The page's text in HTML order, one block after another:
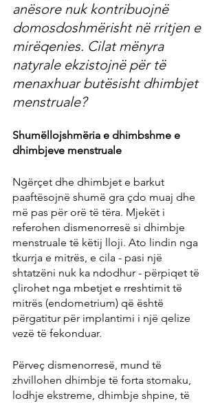
anësore nuk kontribuojnë
domosdoshmërisht në rritjen e
mirëqenies. Cilat mënyra
natyrale ekzistojnë për të
menaxhuar butësisht dhimbjet
menstruale?
Shumëllojshmëria e dhimbshme e
dhimbjeve menstruale
Ngërçet dhe dhimbjet e barkut
paaftësojnë shumë gra çdo muaj dhe
më pas për orë të tëra. Mjekët i
referohen dismenorresë si dhimbje
menstruale të këtij lloji. Ato lindin nga
tkurrja e mitrës, e cila - pasi një
shtatzëni nuk ka ndodhur - përpiqet të
çlirohet nga mbetjet e rreshtimit të
mitrës (endometrium) që është
përgatitur për implantimi i një qelize
vezë të fekonduar.
Përveç dismenorresë, mund të
zhvillohen dhimbje të forta stomaku,
lodhje ekstreme, dhimbje shpine, të